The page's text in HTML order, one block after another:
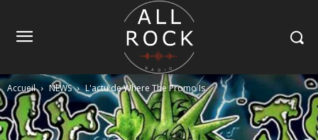
Accueil NEWS L'actu de Where The Promo Is